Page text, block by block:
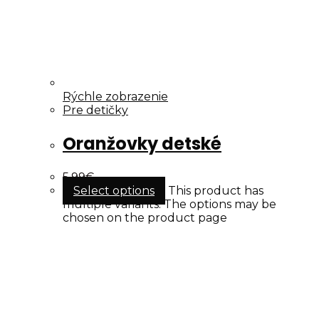
Rýchle zobrazenie
Pre detičky
Oranžovky detské
5.99€
Select options
This product has
multiple variants. The options may be
chosen on the product page